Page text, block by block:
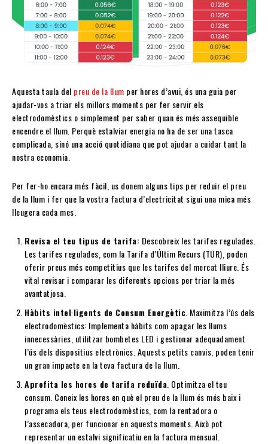
Aquesta taula del preu de la llum per hores d’avui, és una guia per
ajudar-vos a triar els millors moments per fer servir els
electrodomèstics o simplement per saber quan és més assequible
encendre el llum. Perquè estalviar energia no ha de ser una tasca
complicada, sinó una acció quotidiana que pot ajudar a cuidar tant la
nostra economia.
Per fer-ho encara més fàcil, us donem alguns tips per reduir el preu
de la llum i fer que la vostra factura d’electricitat sigui una mica més
lleugera cada mes.
Revisa el teu tipus de tarifa: Descobreix les tarifes regulades.
Les tarifes regulades, com la Tarifa d’Últim Recurs (TUR), poden
oferir preus més competitius que les tarifes del mercat lliure. És
vital revisar i comparar les diferents opcions per triar la més
avantatjosa.
Hàbits intel·ligents de Consum Energètic . Maximitza l’ús dels
electrodomèstics: Implementa hàbits com apagar les llums
innecessàries, utilitzar bombetes LED i gestionar adequadament
l’ús dels dispositius electrònics. Aquests petits canvis, poden tenir
un gran impacte en la teva factura de la llum.
Aprofita les hores de tarifa reduïda . Optimitza el teu
consum. Coneix les hores en què el preu de la llum és més baix i
programa els teus electrodomèstics, com la rentadora o
l’assecadora, per funcionar en aquests moments. Això pot
representar un estalvi significatiu en la factura mensual.